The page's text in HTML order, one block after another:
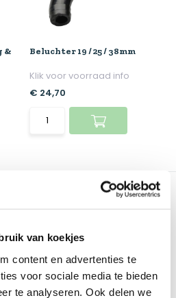
van koekjes
content en advertenties te
voor sociale media te bieden
te analyseren. Ook delen we
&
Beluchter 19 / 25 / 38mm
Klik voor voorraad info
€ 24,70